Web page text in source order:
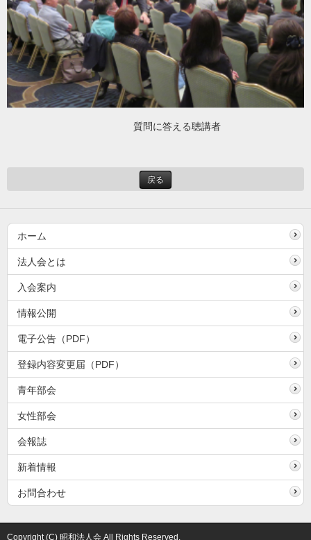
質問に答える聴講者
戻る
ホーム
法人会とは
入会案内
情報公開
電子公告（PDF）
登録内容変更届（PDF）
青年部会
女性部会
会報誌
新着情報
お問合わせ
Copyright (C) 昭和法人会 All Rights Reserved.